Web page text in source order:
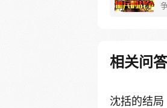
相关问答
沈括的结局